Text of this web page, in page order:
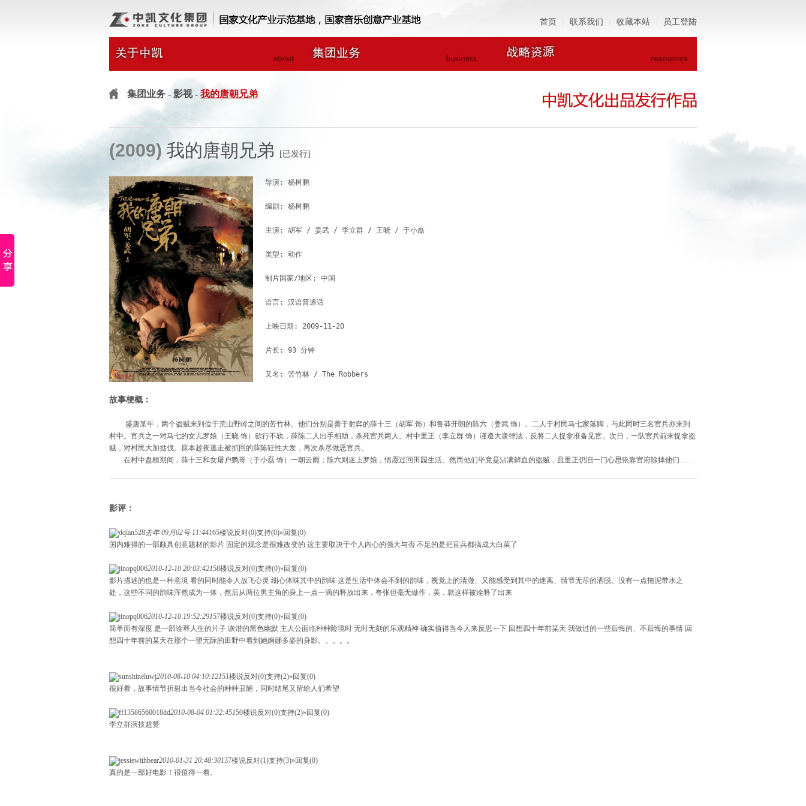
首页 联系我们 收藏本站 员工登陆
集团业务 - 影视 - 我的唐朝兄弟
(2009) 我的唐朝兄弟 [已发行]
导演: 杨树鹏
编剧: 杨树鹏
主演: 胡军 / 姜武 / 李立群 / 王晓 / 于小磊
类型: 动作
制片国家/地区: 中国
语言: 汉语普通话
上映日期: 2009-11-20
片长: 93 分钟
故事梗概：
盛唐某年，两个盗贼来到位于荒山野岭之间的苦竹林。他们分别是善于射弈的薛十三（胡军 饰）和鲁莽开朗的陈六（姜武 饰）。二人于村民马七家落脚，与此同时三名官兵亦来到
村中。官兵之一对马七的女儿罗娘（王晓 饰）欲行不轨，薛陈二人出手相助，杀死官兵两人。村中里正（李立群 饰）谨遵大唐律法，反将二人捉拿准备见官。次日，一队官兵前来捉拿盗
贼，对村民大加挞伐。原本趁夜逃走被抓回的薛陈狂性大发，再次杀尽做恶官兵。
在村中盘桓期间，薛十三和女屠户鹦哥（于小磊 饰）一朝云雨；陈六则迷上罗娘，情愿过回田园生活。然而他们毕竟是沾满鲜血的盗贼，且里正仍旧一门心思依靠官府除掉他们……
影评：
dqlan528去年 09月02号 11:44165楼说反对(0)支持(0)»回复(0)
国内难得的一部颇具创意题材的影片 固定的观念是很难改变的 这主要取决于个人内心的强大与否 不足的是把官兵都搞成大白菜了
jinopq0062010-12-10 20:03:42158楼说反对(0)支持(0)»回复(0)
影片描述的也是一种意境 看的同时能令人放飞心灵 细心体味其中的韵味 这是生活中体会不到的韵味，视觉上的清澈、又能感受到其中的迷离、情节无尽的洒脱、没有一点拖泥带水之
处，这些不同的韵味浑然成为一体，然后从两位男主角的身上一点一滴的释放出来，夸张但毫无做作，美，就这样被诠释了出来
jinopq0062010-12-10 19:52:29157楼说反对(0)支持(0)»回复(0)
简单而有深度 是一部诠释人生的片子 诙谐的黑色幽默 主人公面临种种险境时 无时无刻的乐观精神 确实值得当今人来反思一下 回想四十年前某天 我做过的一些后悔的、不后悔的事情 回
想四十年前的某天在那个一望无际的田野中看到她婀娜多姿的身影。。。。。
sunshineluwj2010-08-10 04:10:12151楼说反对(0)支持(2)»回复(0)
很好看，故事情节折射出当今社会的种种丑陋，同时结尾又留给人们希望
ff13586560018dd2010-08-04 01:32:45150楼说反对(0)支持(2)»回复(0)
李立群演技超赞
jessiewithbear2010-01-31 20:48:30137楼说反对(1)支持(3)»回复(0)
真的是一部好电影！很值得一看。